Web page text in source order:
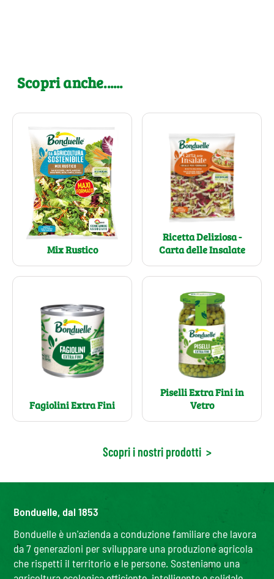
Scopri anche......
Mix Rustico
Ricetta Deliziosa -
Carta delle Insalate
Fagiolini Extra Fini
Piselli Extra Fini in
Vetro
Scopri i nostri prodotti >
Bonduelle, dal 1853
Bonduelle è un'azienda a conduzione familiare che lavora
da 7 generazioni per sviluppare una produzione agricola
che rispetti il territorio e le persone. Sosteniamo una